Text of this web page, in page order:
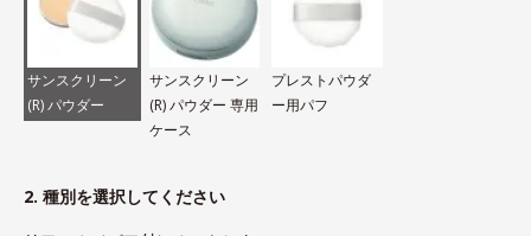
サンスクリーン
(R) パウダー
サンスクリーン
(R) パウダー 専用
ケース
プレストパウダ
ー用パフ
2. 種別を選択してください